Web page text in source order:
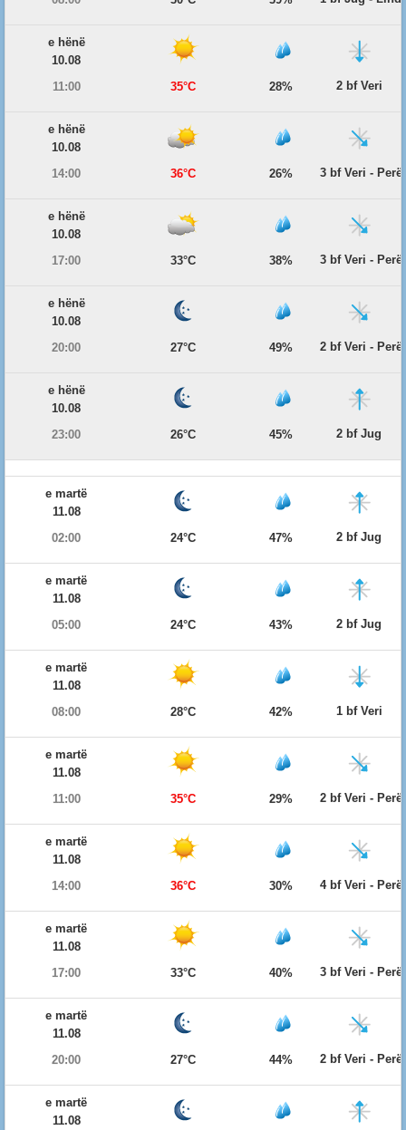
e hënë
10.08
11:00
35°C 28% 2 bf Veri
e hënë
10.08
14:00
36°C 26% 3 bf Veri -
e hënë
10.08
17:00
33°C 38% 3 bf Veri -
e hënë
10.08
20:00
27°C 49% 2 bf Veri -
e hënë
10.08
23:00
26°C 45% 2 bf Jug
e martë
11.08
02:00
24°C 47% 2 bf Jug
e martë
11.08
05:00
24°C 43% 2 bf Jug
e martë
11.08
08:00
28°C 42% 1 bf Veri
e martë
11.08
11:00
35°C 29% 2 bf Veri -
e martë
11.08
14:00
36°C 30% 4 bf Veri -
e martë
11.08
17:00
33°C 40% 3 bf Veri -
e martë
11.08
20:00
27°C 44% 2 bf Veri -
e martë
11.08